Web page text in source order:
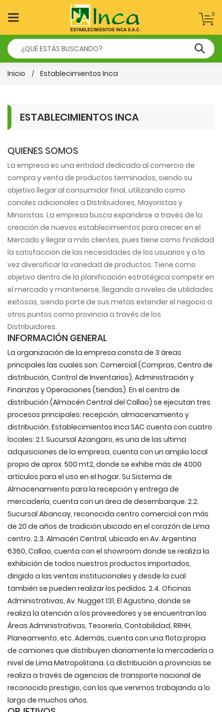
0
Inicio Establecimientos Inca
ESTABLECIMIENTOS INCA
QUIENES SOMOS
La empresa es una entidad dedicada al comercio de
compra y venta de productos terminados, siendo su
objetivo llegar al consumidor final, utilizando como
canales adicionales a Distribuidores, Mayoristas y
Minoristas. La empresa busca expandirse a través de la
creación de nuevos establecimientos para crecer en el
Mercado y llegar a más clientes, pues tiene como finalidad
la satisfacción de las necesidades de los usuarios y a la
vez diversificar la variedad de productos. Tiene como
objetivo dentro de la planificación estratégica competir en
el mercado y mantenerse, llegando a niveles de utilidades
exitosas, siendo parte de sus metas extender el negocio a
otros puntos como provincia a través de los
Distribuidores.
INFORMACIÓN GENERAL
La organización de la empresa consta de 3 áreas
principales las cuales son: Comercial (Compras, Centro de
distribución, Control de Inventarios), Administración y
Finanzas y Operaciones (tiendas). En el centro de
distribución (Almacén Central del Callao) se ejecutan tres
procesos principales: recepción, almacenamiento y
distribución. Establecimientos Inca SAC cuenta con cuatro
locales: 2.1. Sucursal Azangaro, es una de las ultima
adquisiciones de la empresa, cuenta con un amplio local
propio de aprox. 500 mt2, donde se exhibe más de 4000
artículos para el uso en el hogar. Su Sistema de
Almacenamiento para la recepción y entrega de
mercadería, cuenta con un área de desembarque. 2.2.
Sucursal Abancay, reconocida centro comercial con más
de 20 de años de tradición ubicado en el corazón de Lima
centro. 2.3. Almacén Central, ubicado en Av. Argentina
6360, Callao, cuenta con el showroom donde se realiza la
exhibición de todos nuestros productos importados,
dirigido a las ventas institucionales y desde la cual
también se pueden realizar los pedidos. 2.4. Oficinas
Administrativas, Av. Nugget 131, El Agustino, donde se
realiza la atención a los proveedores y se encuentran las
Áreas Administrativas, Tesorería, Contabilidad, RRHH,
Planeamiento, etc. Además, cuenta con una flota propia
de camiones que distribuyen diariamente la mercadería a
nivel de Lima Metropolitana. La distribución a provincias se
realiza a través de agencias de transporte nacional de
reconocido prestigio, con los que venimos trabajando a lo
largo de muchos años.